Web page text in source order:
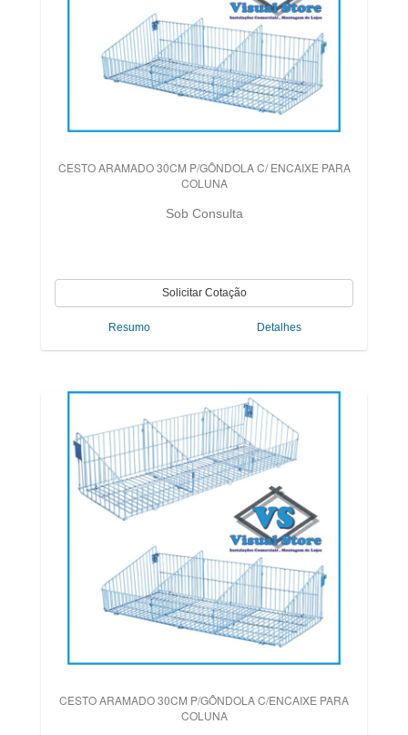
CESTO ARAMADO 30CM P/GÔNDOLA C/ ENCAIXE PARA
COLUNA
Sob Consulta
Resumo Detalhes
CESTO ARAMADO 30CM P/GÔNDOLA C/ENCAIXE PARA
COLUNA